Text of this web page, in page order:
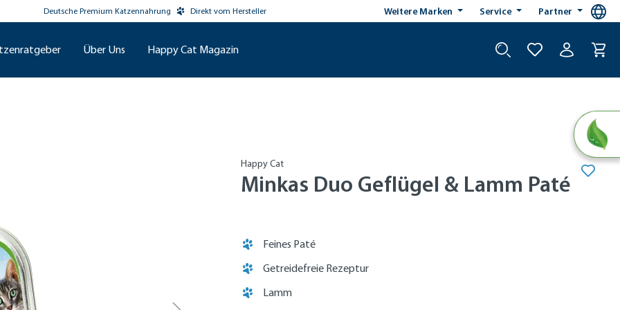
Deutsche Premium Katzennahrung Direkt vom Hersteller Weitere Marken Service Partner
Über Uns Happy Cat Magazin
Happy Cat
Minkas Duo Geflügel & Lamm Paté
Feines Paté
Getreidefreie Rezeptur
Lamm